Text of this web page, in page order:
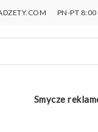
PN-PT
Smycze